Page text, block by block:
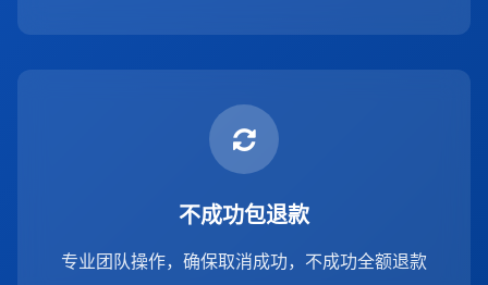
不成功包退款
专业团队操作，确保取消成功，不成功全额退款